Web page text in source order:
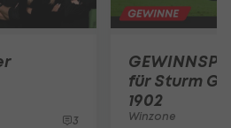
3
für Sturm
1902
Winzone